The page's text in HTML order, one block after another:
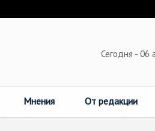
Сегодня - 06
Мнения От редакции